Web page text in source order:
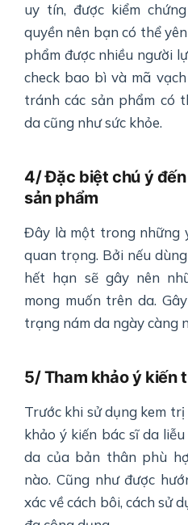
uy tín, được kiểm
quyền nên bạn có thể
phẩm được nhiều người
check bao bì và mã
tránh các sản phẩm có
da cũng như sức khỏe.
4/ Đặc biệt chú ý
sản phẩm
Đây là một trong những
quan trọng. Bởi nếu
hết hạn sẽ gây nên
mong muốn trên da.
trạng nám da ngày càng
5/ Tham khảo ý kiến
Trước khi sử dụng kem
khảo ý kiến bác sĩ da
da của bản thân phù
nào. Cũng như được
xác về cách bôi, cách sử